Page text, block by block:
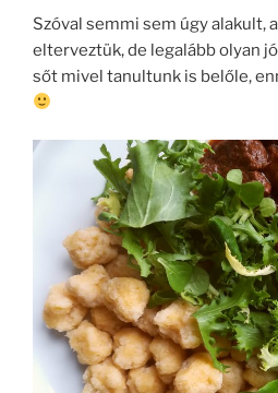
Szóval semmi sem úgy alakult,
elterveztük, de legalább olyan
sőt mivel tanultunk is belőle,